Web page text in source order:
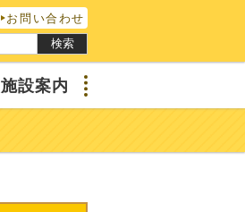
お問い合わせ
検索
施設案内